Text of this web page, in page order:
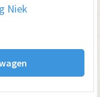
Niek